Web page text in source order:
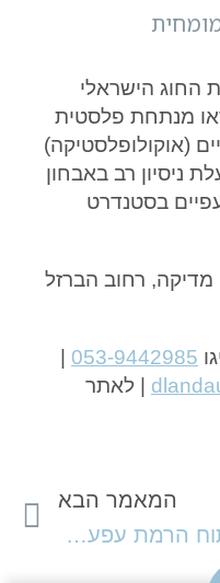
החוג הישראלי
מנתחת פלסטית
(אוקולופלסטיקה)
ניסיון רב באבחון
בסטנדרט
רחוב הברזל
053-9442985
| לאתר
המאמר הבא
ניתוח הרמת עפעפיים